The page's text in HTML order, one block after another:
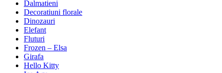
Dalmatieni
Decoratiuni florale
Dinozauri
Elefant
Fluturi
Frozen – Elsa
Girafa
Hello Kitty